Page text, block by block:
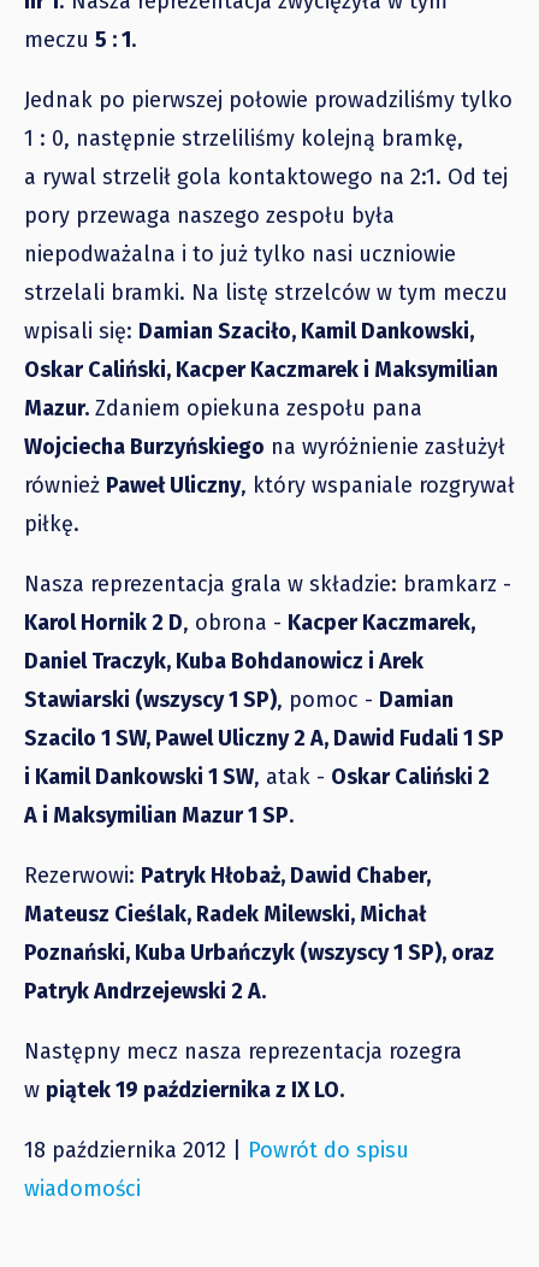
meczu 5 : 1.
Jednak po pierwszej połowie prowadziliśmy tylko
1 : 0, następnie strzeliliśmy kolejną bramkę,
a rywal strzelił gola kontaktowego na 2:1. Od tej
pory przewaga naszego zespołu była
niepodważalna i to już tylko nasi uczniowie
strzelali bramki. Na listę strzelców w tym meczu
wpisali się: Damian Szaciło, Kamil Dankowski,
Oskar Caliński, Kacper Kaczmarek i Maksymilian
Mazur. Zdaniem opiekuna zespołu pana
Wojciecha Burzyńskiego na wyróżnienie zasłużył
również Paweł Uliczny, który wspaniale rozgrywał
piłkę.
Nasza reprezentacja grala w składzie: bramkarz -
Karol Hornik 2 D, obrona - Kacper Kaczmarek,
Daniel Traczyk, Kuba Bohdanowicz i Arek
Stawiarski (wszyscy 1 SP), pomoc - Damian
Szacilo 1 SW, Pawel Uliczny 2 A, Dawid Fudali 1 SP
i Kamil Dankowski 1 SW, atak - Oskar Caliński 2
A i Maksymilian Mazur 1 SP.
Rezerwowi: Patryk Hłobaż, Dawid Chaber,
Mateusz Cieślak, Radek Milewski, Michał
Poznański, Kuba Urbańczyk (wszyscy 1 SP), oraz
Patryk Andrzejewski 2 A.
Następny mecz nasza reprezentacja rozegra
w piątek 19 października z IX LO.
18 października 2012 | Powrót do spisu
wiadomości